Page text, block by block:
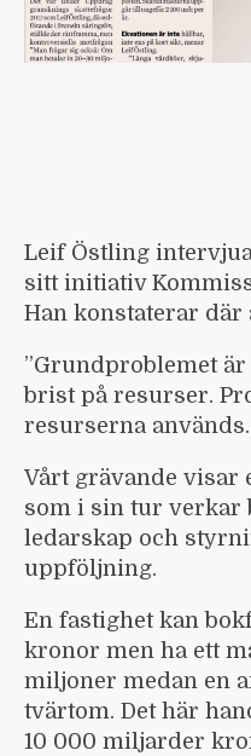
Leif Östling
sitt initiativ
Han konstaterar där
”Grundproblemet
brist på resurser.
resurserna används.
Vårt grävande visar
som i sin tur verkar
ledarskap och
uppföljning.
En fastighet kan
kronor men ha ett
miljoner medan en
tvärtom. Det här
10 000 miljarder